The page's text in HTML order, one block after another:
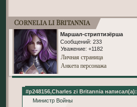
Cornelia li Britannia
Маршал-стриптизёрша
Сообщений: 233
Уважение: +1182
Личная страница
Анкета персонажа
#p248156,Charles zi Britannia написал(а):
Министр Войны